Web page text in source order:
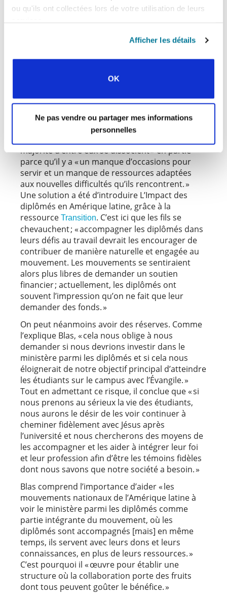
ou qu'ils ont collectées lors de votre utilisation de leurs
Afficher les détails
OK
Ne pas vendre ou partager mes informations
personnelles
peuvent nous aider. Je les rencontre
n’avons pas les canaux et les précédents [qui
étudiants sont généralement très
donnent beaucoup de leur temps, [ainsi que] le
peu d’argent qu’ils ont, pour faire avancer le
ministère alors que leur foi est fortifiée.
majorité d’entre eux se dissocient » en partie
parce qu’il y a « un manque d’occasions pour
servir et un manque de ressources adaptées
aux nouvelles difficultés qu’ils rencontrent. »
Une solution a été d’introduire L’Impact des
diplômés en Amérique latine, grâce à la
ressource Transition. C’est ici que les fils se
chevauchent ; « accompagner les diplômés dans
leurs défis au travail devrait les encourager de
contribuer de manière naturelle et engagée au
mouvement. Les mouvements se sentiraient
alors plus libres de demander un soutien
financier ; actuellement, les diplômés ont
souvent l’impression qu’on ne fait que leur
demander des fonds. »
On peut néanmoins avoir des réserves. Comme
l’explique Blas, « cela nous oblige à nous
demander si nous devrions investir dans le
ministère parmi les diplômés et si cela nous
éloignerait de notre objectif principal d’atteindre
les étudiants sur le campus avec l’Évangile. »
Tout en admettant ce risque, il conclue que « si
nous prenons au sérieux la vie des étudiants,
nous aurons le désir de les voir continuer à
cheminer fidèlement avec Jésus après
l’université et nous chercherons des moyens de
les accompagner et les aider à intégrer leur foi
et leur profession afin d’être les témoins fidèles
dont nous savons que notre société a besoin. »
Blas comprend l’importance d’aider « les
mouvements nationaux de l’Amérique latine à
voir le ministère parmi les diplômés comme
partie intégrante du mouvement, où les
diplômés sont accompagnés [mais] en même
temps, ils servent avec leurs dons et leurs
connaissances, en plus de leurs ressources. »
C’est pourquoi il « œuvre pour établir une
structure où la collaboration porte des fruits
dont tous peuvent goûter le bénéfice. »